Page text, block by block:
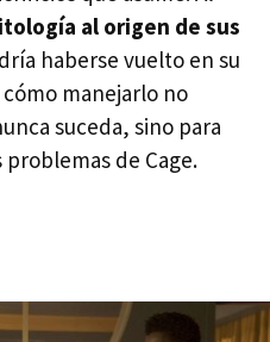
al origen de sus
haberse vuelto en su
manejarlo no
suceda, sino para
problemas de Cage.